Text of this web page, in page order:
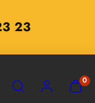
23
0